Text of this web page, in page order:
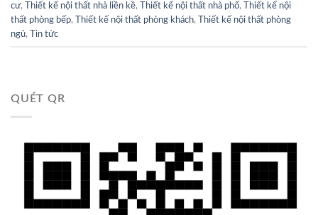
cư, Thiết kế nội thất nhà liền kề, Thiết kế nội thất nhà phố,
Thiết kế nội
thất phòng bếp, Thiết kế nội thất phòng khách,
Thiết kế nội thất phòng
ngủ, Tin tức
QUÉT QR